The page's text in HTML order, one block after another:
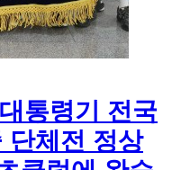
통령기 전국
단체전 정상